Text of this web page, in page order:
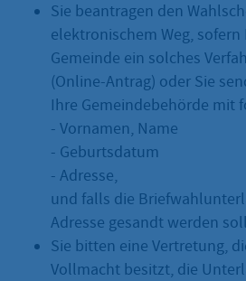
Sie beantragen den
elektronischem Weg,
Gemeinde ein solches
(Online-Antrag) oder Sie
Ihre Gemeindebehörde mit
- Vornamen, Name
- Geburtsdatum
- Adresse,
und falls die
Adresse gesandt werden
Sie bitten eine Vertretung,
Vollmacht besitzt, die